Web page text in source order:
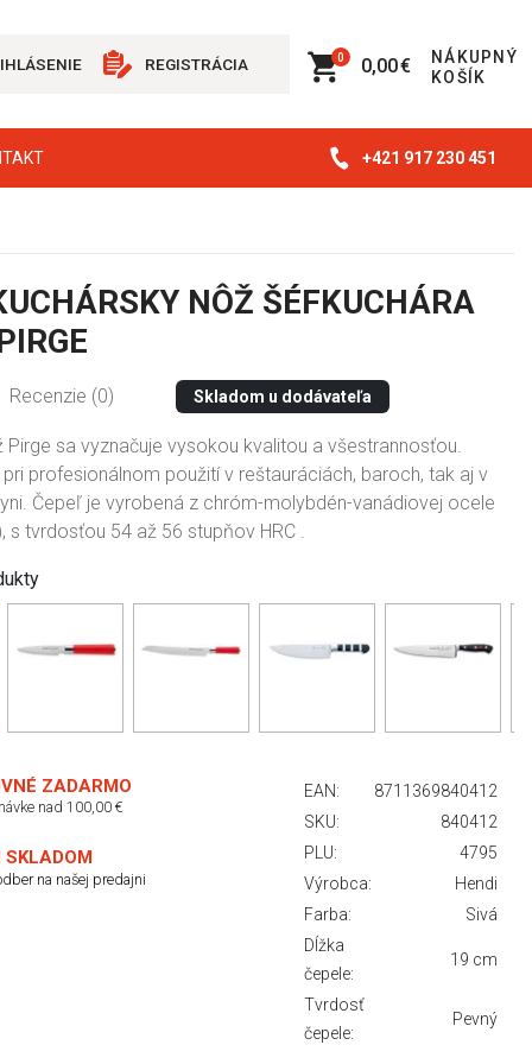
REGISTRÁCIA 0,00 €
NÁKUPNÝ
KOŠÍK
0
+421 917 230 451
NÔŽ ŠÉFKUCHÁRA
Recenzie (0) Skladom u dodávateľa
Pirge sa vyznačuje vysokou kvalitou a všestrannosťou.
profesionálnom použití v reštauráciách, baroch, tak aj v
Čepeľ je vyrobená z chróm-molybdén-vanádiovej ocele
s tvrdosťou 54 až 56 stupňov HRC .
ZADARMO
nad 100,00 €
SKLADOM
na našej predajni
EAN:
8711369840412
SKU:
840412
PLU:
4795
Výrobca:
Hendi
Farba:
Sivá
Dĺžka
čepele:
19 cm
Tvrdosť
čepele:
Pevný